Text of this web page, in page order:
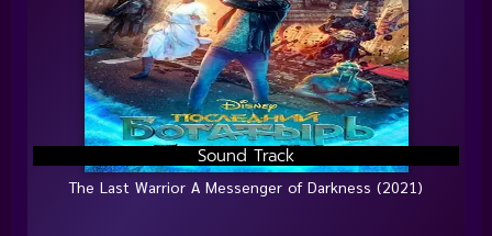
Sound Track
The Last Warrior A Messenger of Darkness (2021)